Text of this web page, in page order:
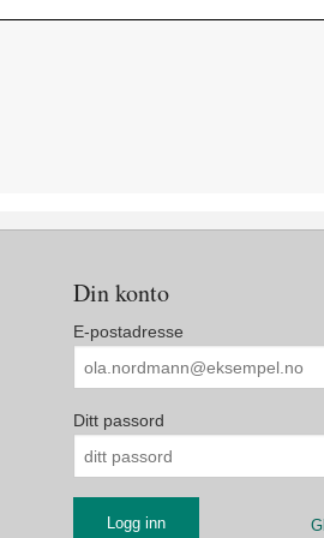
Din konto
E-postadresse
Ditt passord